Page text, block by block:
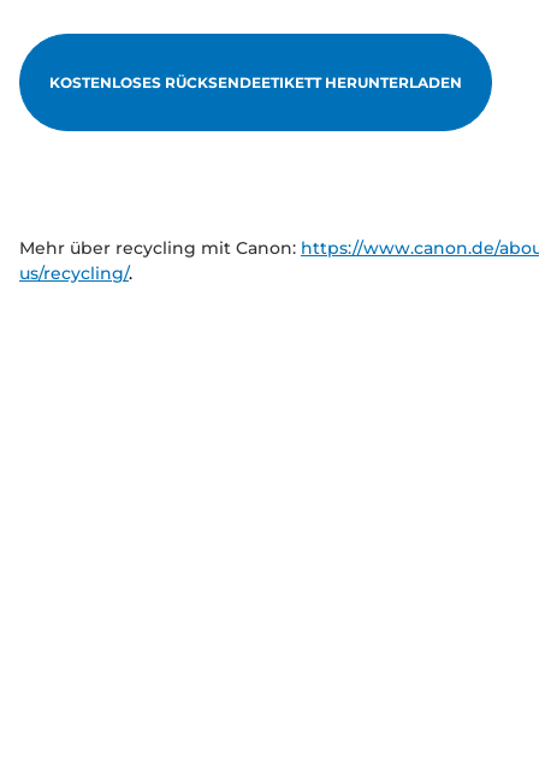
KOSTENLOSES RÜCKSENDEETIKETT HERUNTERLADEN
Mehr über recycling mit Canon: https://www.canon.de/
us/recycling/.